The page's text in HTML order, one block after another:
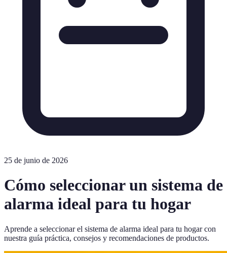
25 de junio de 2026
Cómo seleccionar un sistema de
alarma ideal para tu hogar
Aprende a seleccionar el sistema de alarma ideal para tu hogar con
nuestra guía práctica, consejos y recomendaciones de productos.